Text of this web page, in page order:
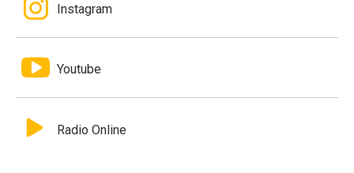
Instagram
Youtube
Radio Online